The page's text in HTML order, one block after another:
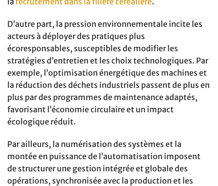
D’autre part, la pression environnementale incite les
acteurs à déployer des pratiques plus
écoresponsables, susceptibles de modifier les
stratégies d’entretien et les choix technologiques. Par
exemple, l’optimisation énergétique des machines et
la réduction des déchets industriels passent de plus en
plus par des programmes de maintenance adaptés,
favorisant l’économie circulaire et un impact
écologique réduit.
Par ailleurs, la numérisation des systèmes et la
montée en puissance de l’automatisation imposent
de structurer une gestion intégrée et globale des
opérations, synchronisée avec la production et les